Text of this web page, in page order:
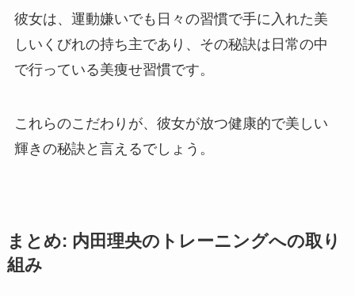
彼女は、運動嫌いでも日々の習慣で手に入れた美
しいくびれの持ち主であり、その秘訣は日常の中
で行っている美痩せ習慣です。
これらのこだわりが、彼女が放つ健康的で美しい
輝きの秘訣と言えるでしょう。
まとめ: 内田理央のトレーニングへの取り
組み